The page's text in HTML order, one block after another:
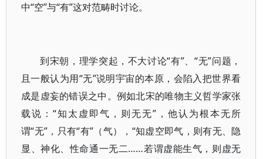
中“空”与“有”这对范畴时讨论。
到宋朝，理学突起，不大讨论“有”、“无”问题，
且一般认为用“无”说明宇宙的本原，会陷入把世界看
成是虚妄的错误之中。例如北宋的唯物主义哲学家张
载说：“知太虚即气，则无无”，他认为根本无所
谓“无”，只有“有”（气），“知虚空即气，则有无、隐
显、神化、性命通一无二……若谓虚能生气，则虚无